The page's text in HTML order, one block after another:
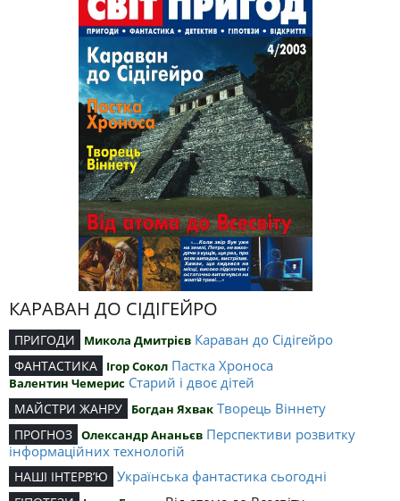
КАРАВАН ДО СІДІГЕЙРО
ПРИГОДИ Микола Дмитрієв Караван до Сідігейро
ФАНТАСТИКА Ігор Сокол Пастка Хроноса
Валентин Чемерис Старий і двоє дітей
МАЙСТРИ ЖАНРУ Богдан Яхвак Творець Віннету
ПРОГНОЗ Олександр Ананьєв Перспективи розвитку
інформаційних технологій
НАШІ ІНТЕРВ’Ю Українська фантастика сьогодні